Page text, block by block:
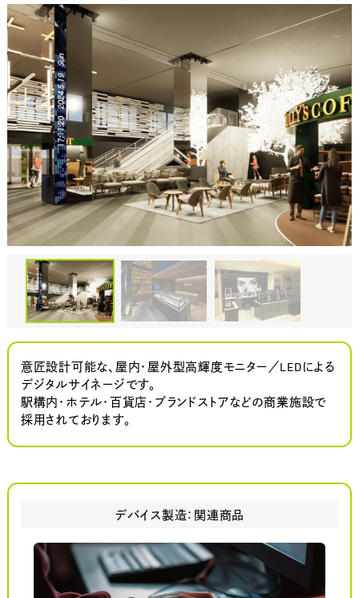
意匠設計可能な、屋内・屋外型高輝度モニター／LEDによる
デジタルサイネージです。
駅構内・ホテル・百貨店・ブランドストアなどの商業施設で
採用されております。
デバイス製造： 関連商品